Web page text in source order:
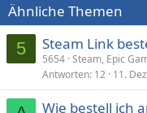
Ähnliche Themen
5 Steam Link
5654 Steam, Epic
Antworten 12 11.
Wie bestell ich